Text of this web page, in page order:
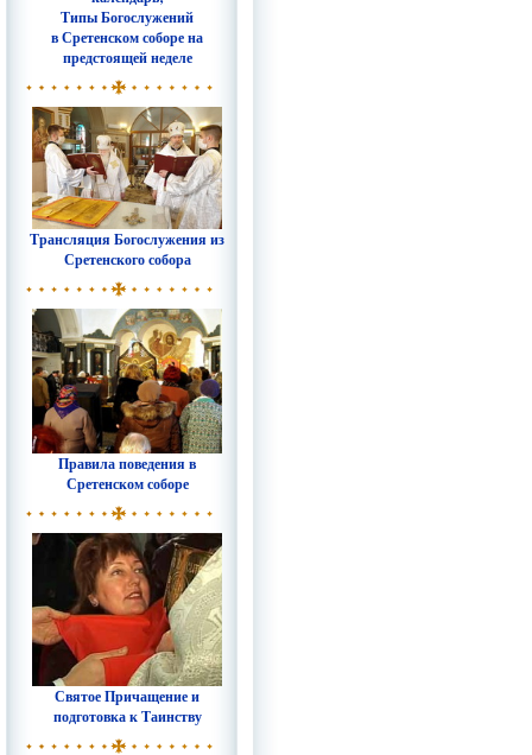
Типы Богослужений
в Сретенском соборе на
предстоящей неделе
Трансляция Богослужения из
Сретенского собора
Правила поведения в
Сретенском соборе
Святое Причащение и
подготовка к Таинству